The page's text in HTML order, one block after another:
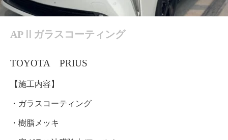
APⅡガラスコーティング
TOYOTA PRIUS
【施工内容】
・ガラスコーティング
・樹脂メッキ